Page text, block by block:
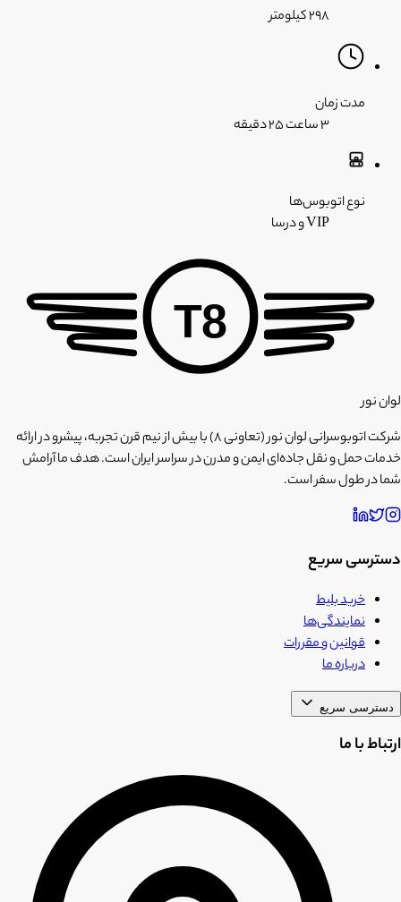
۲۹۸ کیلومتر
مدت زمان
۳ ساعت
۲۵ دقیقه
نوع اتوبوس‌ها
VIP و درسا
T8
لوان نور
شرکت اتوبوسرانی لوان نور (تعاونی ۸) با بیش از نیم قرن تجربه، پیشرو در ارائه
خدمات حمل و نقل جاده‌ای ایمن و مدرن در سراسر ایران است. هدف ما آرامش
شما در طول سفر است.
دسترسی سریع
خرید بلیط
نمایندگی‌ها
قوانین و مقررات
درباره ما
دسترسی سریع
ارتباط با ما